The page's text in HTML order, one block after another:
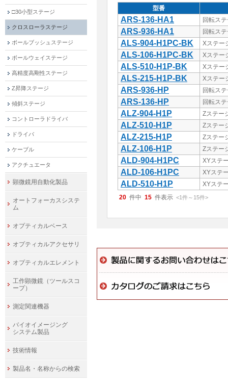
型番
ARS-136-HA1 回転ス
ARS-936-HA1 回転ス
ALS-904-H1PC-BK Xステー
ALS-106-H1PC-BK Xステー
ALS-510-H1P-BK Xステー
ALS-215-H1P-BK Xステー
ARS-936-HP 回転ス
ARS-136-HP 回転ス
ALZ-904-H1P Zステー
ALZ-510-H1P Zステー
ALZ-215-H1P Zステー
ALZ-106-H1P Zステー
ALD-904-H1PC XYステ
ALD-106-H1PC XYステ
ALD-510-H1P
XYステ
20 件中 15 件表示 <1件～ 15件>
□30小型ステージ
クロスローラステージ
ボールブッシュステージ
ボールウェイステージ
高精度高剛性ステージ
Z昇降ステージ
傾斜ステージ
コントローラドライバ
ドライバ
ケーブル
アクチュエータ
顕微鏡用自動化製品
オートフォーカスシステ
ム
オプティカルベース
オプティカルアクセサリ
オプティカルエレメント
工作顕微鏡（ツールスコ
ープ）
測定関連機器
バイオイメージング
システム製品
技術情報
製品名・名称からの検索